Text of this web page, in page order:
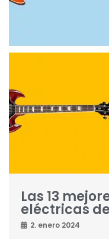
Las 13
eléctricas
2. enero 2024